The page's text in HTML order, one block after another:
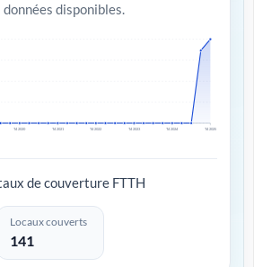
disponibles.
T4 2020 T4 2021 T4 2022 T4 2023 T4 2024 T4 2025
de couverture FTTH
Locaux couverts
141